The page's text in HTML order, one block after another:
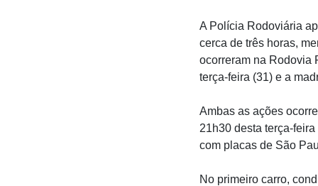
A Polícia Rodoviária
cerca de três horas,
ocorreram na Rodovia
terça-feira (31) e a
Ambas as ações
21h30 desta terça-
com placas de São
No primeiro carro,